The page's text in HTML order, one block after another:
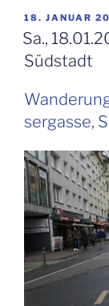
Wan­
de­
rung
Bel­
sche
Vier­
tel“
AM
18. JANUAR
Sa.,
Südstadt
ser­gas­se,